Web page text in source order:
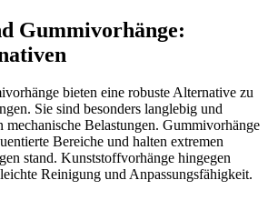
Gummivorhänge:
bieten eine robuste Alternative zu
Sie sind besonders langlebig und
mechanische Belastungen. Gummivorhänge
Bereiche und halten extremen
stand. Kunststoffvorhänge hingegen
Reinigung und Anpassungsfähigkeit.